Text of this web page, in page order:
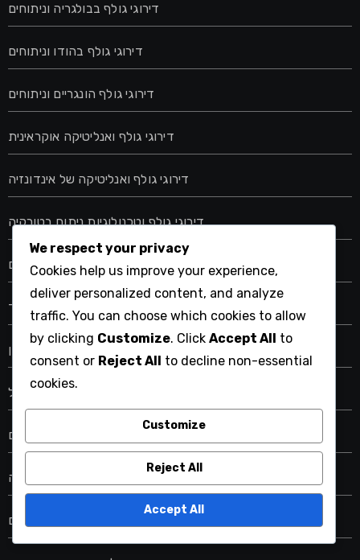
דירוגי גולף בבולגריה וניתוחים
דירוגי גולף בהודו וניתוחים
דירוגי גולף הונגריים וניתוחים
דירוגי גולף ואנליטיקה אוקראינית
דירוגי גולף ואנליטיקה של אינדונזיה
דירוגי גולף וטכנולוגיות ניתוח בטורקיה
דירוגי גולף וייטנאם וניתוחים
דירוגי גולף וניתוחי מסלולים הולנד
דירוגי גולף וניתוחים ביפן
דירוגי גולף וניתוחים בפורטוגל
דירוגי גולף וניתוחים ישראליים
דירוגי גולף וניתוחים של דרום קוריאה
דירוגי גולף וסיכומים סיניים
We respect your privacy
Cookies help us improve your experience,
deliver personalized content, and analyze
traffic. You can choose which cookies to allow
by clicking Customize. Click Accept All to
consent or Reject All to decline non-essential
cookies.
Customize
Reject All
Accept All